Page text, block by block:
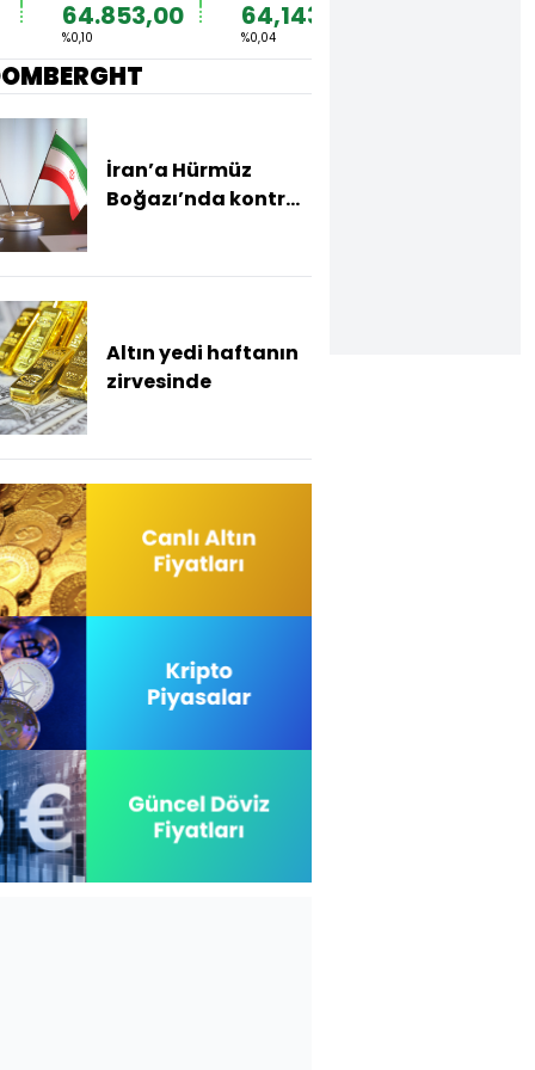
64.853,00
%0,10
64,1435
%0,04
İran’a Hürmüz
Boğazı’nda kontrol
Altın yedi haftanın
zirvesinde